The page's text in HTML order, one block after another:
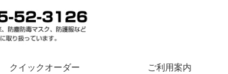
クイックオーダー ご利用案内